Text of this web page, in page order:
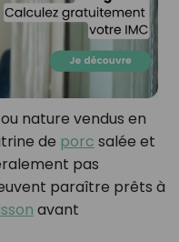
nature vendus en
de porc salée et
pas
paraître prêts à
avant